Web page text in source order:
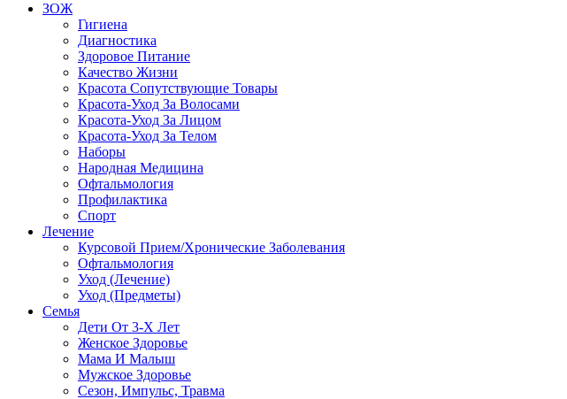
ЗОЖ
Гигиена
Диагностика
Здоровое Питание
Качество Жизни
Красота Сопутствующие Товары
Красота-Уход За Волосами
Красота-Уход За Лицом
Красота-Уход За Телом
Наборы
Народная Медицина
Офтальмология
Профилактика
Спорт
Лечение
Курсовой Прием/Хронические Заболевания
Офтальмология
Уход (Лечение)
Уход (Предметы)
Семья
Дети От 3-Х Лет
Женское Здоровье
Мама И Малыш
Мужское Здоровье
Сезон, Импульс, Травма